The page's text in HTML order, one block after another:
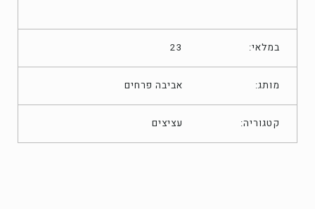
במלאי: 23
מותג: אביבה פרחים
קטגוריה: עציצים